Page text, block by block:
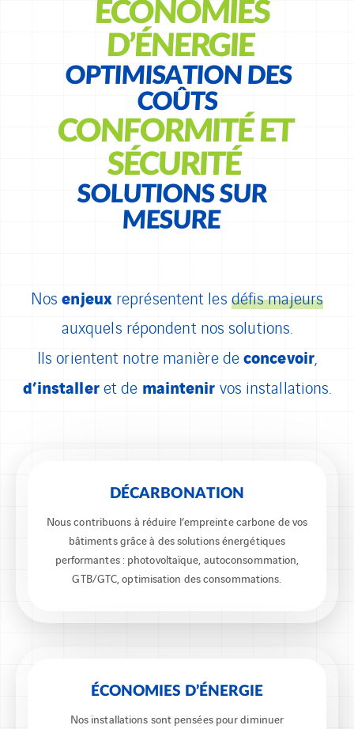
ÉCONOMIES
D’ÉNERGIE
OPTIMISATION DES
COÛTS
CONFORMITÉ ET
SÉCURITÉ
SOLUTIONS SUR
MESURE
Nosenjeuxreprésentent les défis majeurs
auxquels répondent nos solutions.
Ils orientent notre manière deconcevoir,
d’installeret de maintenir vos installations.
DÉCARBONATION
Nous contribuons à réduire l’empreinte carbone de vos
bâtiments grâce à des solutions énergétiques
performantes : photovoltaïque, autoconsommation,
GTB/GTC, optimisation des consommations.
ÉCONOMIES D’ÉNERGIE
Nos installations sont pensées pour diminuer